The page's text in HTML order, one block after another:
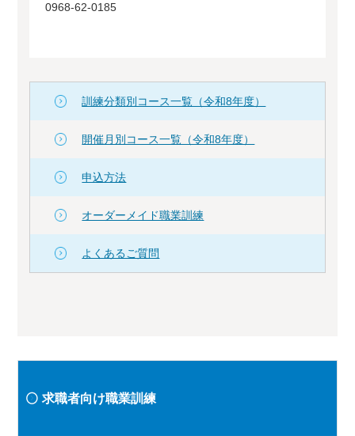
0968-62-0185
訓練分類別コース一覧（令和8年度）
開催月別コース一覧（令和8年度）
申込方法
オーダーメイド職業訓練
よくあるご質問
求職者向け職業訓練